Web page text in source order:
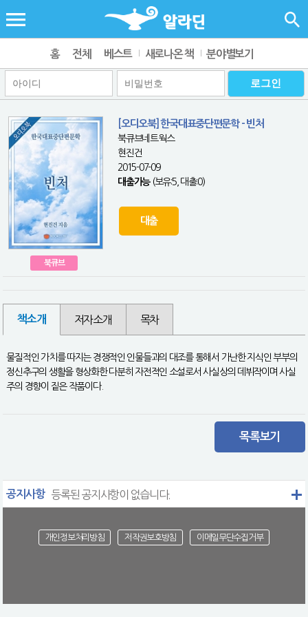
홈 전체 베스트 새로나온 책 분야별보기
북큐브
[오디오북] 한국대표중단편문학 - 빈처
북큐브네트웍스
현진건
2015-07-09
대출가능(보유:5, 대출:0)
대출
책소개 저자소개 목차
물질적인 가치를 따지는 경쟁적인 인물들과의 대조를 통해서 가난한 지식인 부부의
정신추구의 생활을 형상화한 다분히 자전적인 소설로서 사실상의 데뷔작이며 사실
주의 경향이 짙은 작품이다.
목록보기
공지사항 등록된 공지사항이 없습니다.
개인정보처리방침 저작권보호방침 이메일무단수집거부